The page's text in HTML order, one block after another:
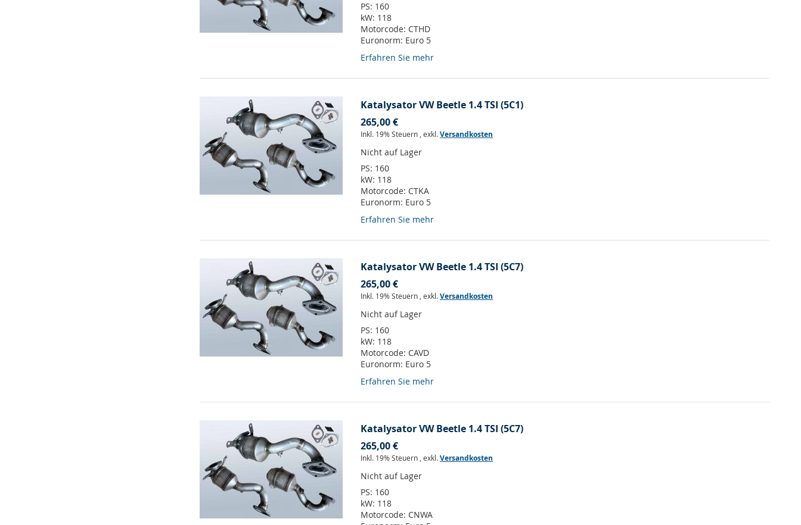
PS: 160
kW: 118
Motorcode: CTHD
Euronorm: Euro 5
Erfahren Sie mehr
Katalysator VW Beetle 1.4 TSI (5C1)
265,00 €
Inkl. 19% Steuern ,exkl.Versandkosten
Nicht auf Lager
PS: 160
kW: 118
Motorcode: CTKA
Euronorm: Euro 5
Erfahren Sie mehr
Katalysator VW Beetle 1.4 TSI (5C7)
265,00 €
Inkl. 19% Steuern ,exkl.Versandkosten
Nicht auf Lager
PS: 160
kW: 118
Motorcode: CAVD
Euronorm: Euro 5
Erfahren Sie mehr
Katalysator VW Beetle 1.4 TSI (5C7)
265,00 €
Inkl. 19% Steuern ,exkl.Versandkosten
Nicht auf Lager
PS: 160
kW: 118
Motorcode: CNWA